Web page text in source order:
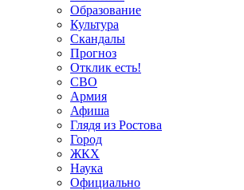
Образование
Культура
Скандалы
Прогноз
Отклик есть!
СВО
Армия
Афиша
Глядя из Ростова
Город
ЖКХ
Наука
Официально